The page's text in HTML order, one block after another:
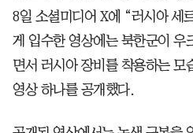
8일 소셜미디어 X에 “러시아 세
게 입수한 영상에는 북한군이 우
면서 러시아 장비를 착용하는 모
영상 하나를 공개했다.